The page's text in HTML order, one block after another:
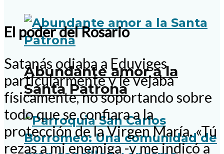
Abundante amor a la
Santa Patrona
El poder del Rosario
Satanás odiaba a Eduviges
particularmente y le vejaba
físicamente, no soportando sobre
todo que se confiara a la
protección de la Virgen María. «Tú
rezas a mi enemiga -y me indicó a